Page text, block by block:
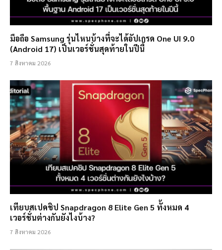
มือถือ Samsung รุ่นไหนบ้างที่จะได้อัปเกรด One UI 9.0
(Android 17) เป็นเวอร์ชั่นสุดท้ายในปีนี้
7 สิงหาคม 2026
เทียบสเปคชิป Snapdragon 8 Elite Gen 5 ทั้งหมด 4
เวอร์ชั่นต่างกันยังไงบ้าง?
7 สิงหาคม 2026